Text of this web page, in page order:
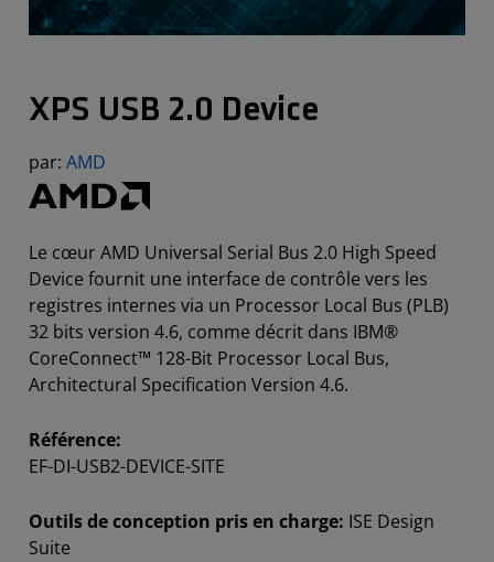
XPS USB 2.0 Device
par: AMD
Le cœur AMD Universal Serial Bus 2.0 High Speed
Device fournit une interface de contrôle vers les
registres internes via un Processor Local Bus (PLB)
32 bits version 4.6, comme décrit dans IBM®
CoreConnect™ 128-Bit Processor Local Bus,
Architectural Specification Version 4.6.
Référence:
EF-DI-USB2-DEVICE-SITE
Outils de conception pris en charge: ISE Design
Suite